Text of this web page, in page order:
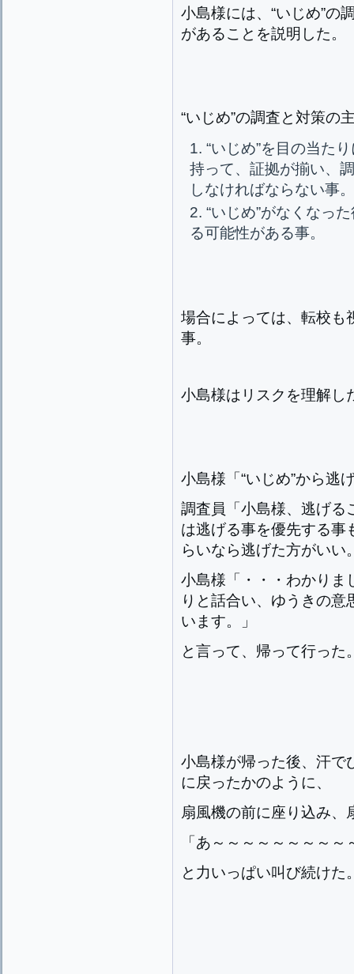
小島様には、“いじめ”の
があることを説明した。
“いじめ”の調査と対策の
“いじめ”を目の当た
持って、証拠が揃い、
しなければならない事。
“いじめ”がなくなっ
る可能性がある事。
場合によっては、転校も
事。
小島様はリスクを理解し
小島様「“いじめ”から逃
調査員「小島様、逃げる
は逃げる事を優先する事
らいなら逃げた方がいい
小島様「・・・わかりま
りと話合い、ゆうきの
います。」
と言って、帰って行った
小島様が帰った後、汗で
に戻ったかのように、
扇風機の前に座り込み、
「あ～～～～～～～～～
と力いっぱい叫び続けた